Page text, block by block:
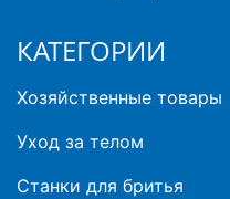
КАТЕГОРИИ
Хозяйственные товары
Уход за телом
Станки для бритья